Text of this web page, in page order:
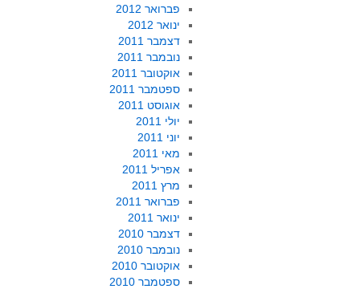
פברואר 2012
ינואר 2012
דצמבר 2011
נובמבר 2011
אוקטובר 2011
ספטמבר 2011
אוגוסט 2011
יולי 2011
יוני 2011
מאי 2011
אפריל 2011
מרץ 2011
פברואר 2011
ינואר 2011
דצמבר 2010
נובמבר 2010
אוקטובר 2010
ספטמבר 2010